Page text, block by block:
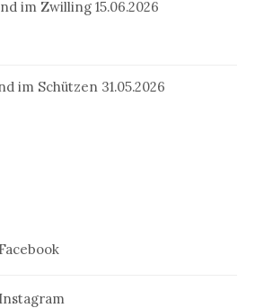
im Zwilling 15.06.2026
im Schützen 31.05.2026